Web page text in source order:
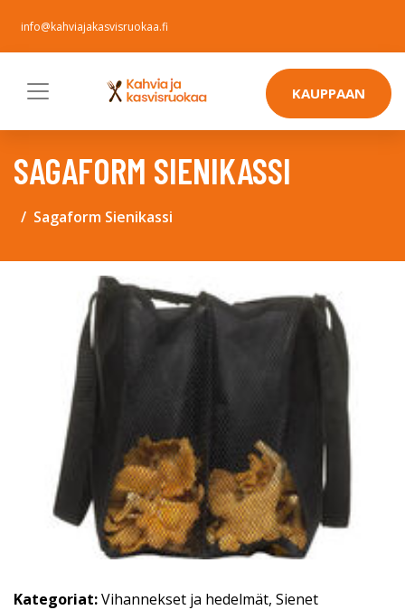
info@kahviajakasvisruokaa.fi
KAUPPAAN
SAGAFORM SIENIKASSI
Sagaform Sienikassi
Kategoriat:Vihannekset ja hedelmät, Sienet